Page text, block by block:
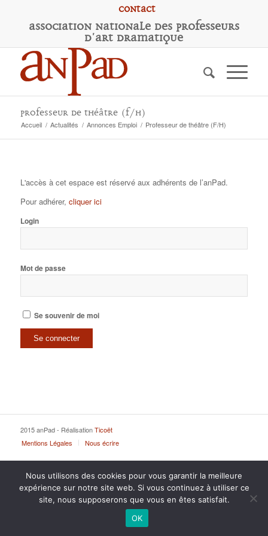
Contact
Association Nationale des Professeurs
d'Art Dramatique
Professeur de théâtre (F/H)
Accueil / Actualités / Annonces Emploi / Professeur de théâtre (F/H)
L'accès à cet espace est réservé aux adhérents de l’anPad.
Pour adhérer, cliquer ici
Login
Mot de passe
Se souvenir de moi
2015 anPad - RéalisationTicoët
Mentions Légales
Nous écrire
Nous utilisons des cookies pour vous garantir la meilleure
expérience sur notre site web. Si vous continuez à utiliser ce
site, nous supposerons que vous en êtes satisfait.
OK